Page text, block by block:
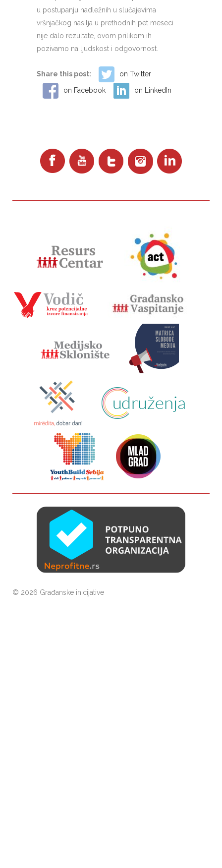
u postupanju nadležnih u slučajevima
vršnjačkog nasilja u prethodnih pet meseci
nije dalo rezultate, ovom prilikom ih
pozivamo na ljudskost i odgovornost.
Share this post: on Twitter
on Facebook on LinkedIn
© 2026 Građanske inicijative